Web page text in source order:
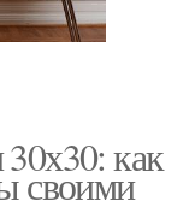
как
своими